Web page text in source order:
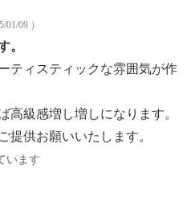
09 ）
。
ティスティックな雰囲気が作
高級感増し増しになります。
提供お願いいたします。
います